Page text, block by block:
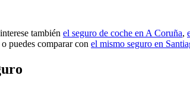
también el seguro de coche en A Coruña,
o puedes comparar con el mismo seguro en